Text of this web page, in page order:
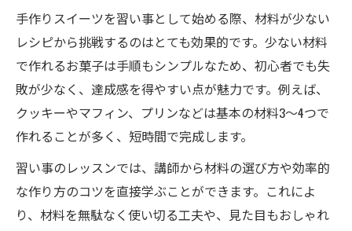
手作りスイーツを習い事として始める際、材料が少ない
レシピから挑戦するのはとても効果的です。少ない材料
で作れるお菓子は手順もシンプルなため、初心者でも失
敗が少なく、達成感を得やすい点が魅力です。例えば、
クッキーやマフィン、プリンなどは基本の材料3〜4つで
作れることが多く、短時間で完成します。
習い事のレッスンでは、講師から材料の選び方や効率的
な作り方のコツを直接学ぶことができます。これによ
り、材料を無駄なく使い切る工夫や、見た目もおしゃれ